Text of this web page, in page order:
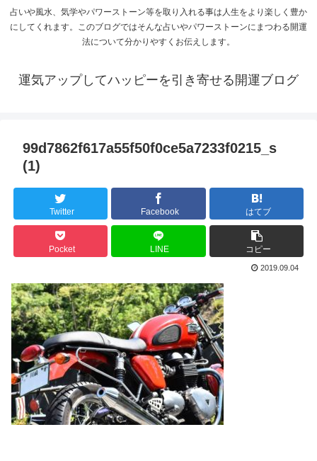
占いや風水、気学やパワーストーン等を取り入れる事は人生をより楽しく豊か
にしてくれます。このブログではそんな占いやパワーストーンにまつわる開運
法について分かりやすくお伝えします。
運気アップしてハッピーを引き寄せる開運ブログ
99d7862f617a55f50f0ce5a7233f0215_s
(1)
Twitter Facebook はてブ
Pocket LINE コピー
2019.09.04